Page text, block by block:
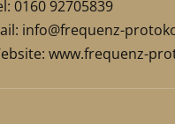
0160 92705839
info@frequenz-
www.frequenz-